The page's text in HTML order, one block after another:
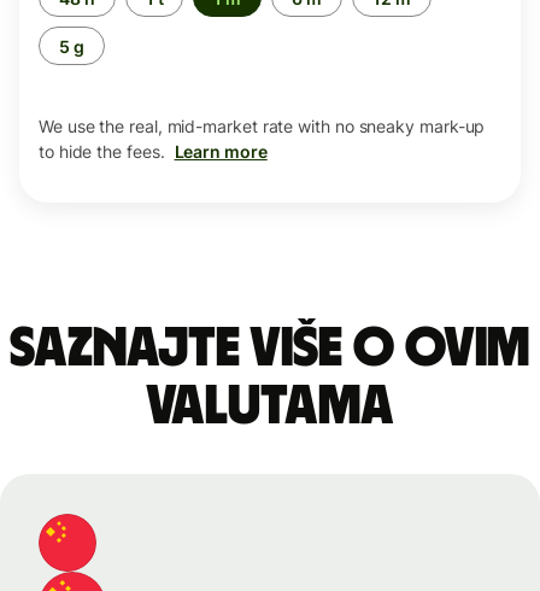
period
5 g
We use the real, mid-market rate with no sneaky mark-up
to hide the fees. Learn more
Saznajte više o ovim
valutama